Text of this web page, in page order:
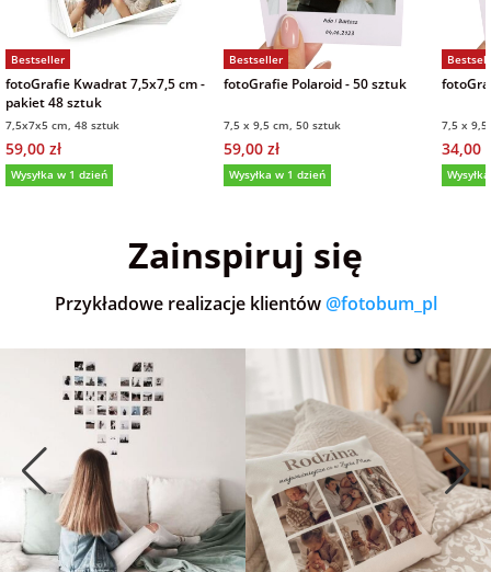
Bestseller
fotoGrafie Kwadrat 7,5x7,5 cm -
pakiet 48 sztuk
7,5x7x5 cm, 48 sztuk
59,00 zł
Wysyłka w 1 dzień
5,0 (36)
Bestseller
fotoGrafie Polaroid - 50 sztuk
7,5 x 9,5 cm, 50 sztuk
59,00 zł
Wysyłka w 1 dzień
5,0 (151)
7,5 x
34,00
5,0
Zainspiruj się
Przykładowe realizacje klientów @fotobum_pl